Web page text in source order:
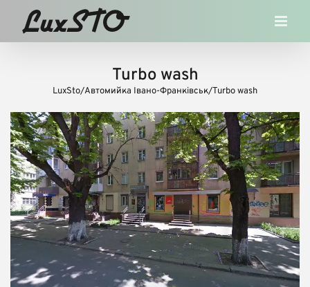
content
Turbo wash
LuxSto/Автомийка Івано-Франківськ/Turbo wash